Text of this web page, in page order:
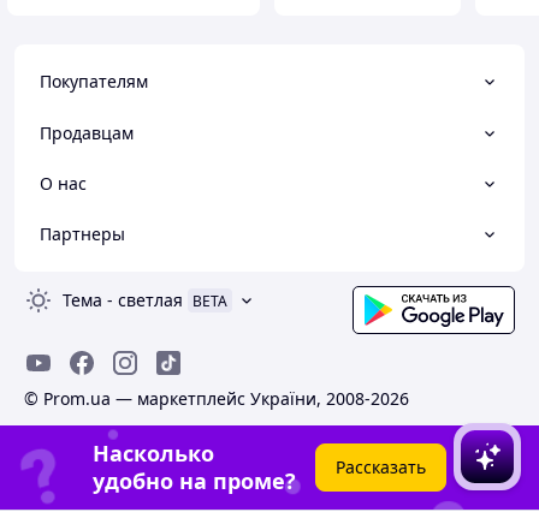
Покупателям
Продавцам
О нас
Партнеры
Тема - светлая BETA
© Prom.ua — маркетплейс України, 2008-2026
Насколько
удобно на проме?
Рассказать